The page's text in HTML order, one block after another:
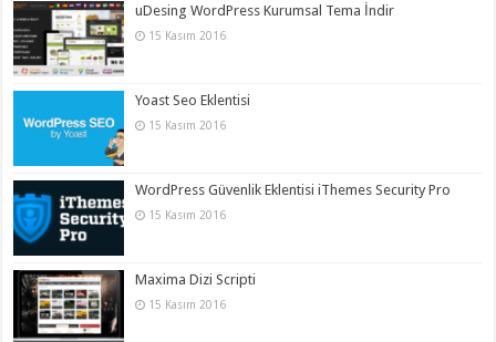
uDesing WordPress Kurumsal Tema İndir
15 Kasım 2016
Yoast Seo Eklentisi
15 Kasım 2016
WordPress Güvenlik Eklentisi iThemes Security Pro
15 Kasım 2016
Maxima Dizi Scripti
15 Kasım 2016